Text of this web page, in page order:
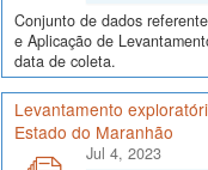
Conjunto de dados
e Aplicação de
data de coleta.
Levantamento
Estado do Maranhão
Jul 4, 2023